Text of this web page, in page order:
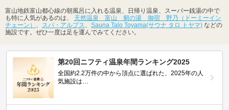
富山地鉄富山都心線の朝風呂に入れる温泉、日帰り温泉、スーパー銭湯の中で
も特に人気があるのは、 天然温泉 富山 剱の湯 御宿 野乃（ドーミーイン
チェーン）
スパ・アルプス Sauna Talo Toyama(サウナ タロ トヤマ) などの
施設です。ぜひ一度は足を運んでみてください。
第20回ニフティ温泉年間ランキング2025
全国約2.2万件の中から頂点に選ばれた、2025年の人
気施設は…